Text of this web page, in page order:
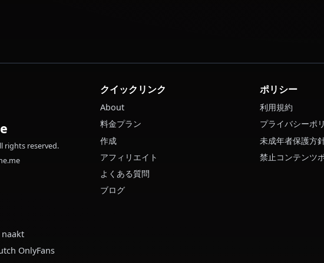
Rias Gremoryとボイス通話できますか？
Rias Gremoryとのロールプレイはフィルターなし
Rias Gremoryとのチャットを始めるには？